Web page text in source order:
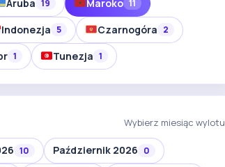
Aruba 19 Maroko 11
Indonezja 5 Czarnogóra 2
1 Tunezja 1
Wybierz miesiąc wylotu
10 Październik 2026 0